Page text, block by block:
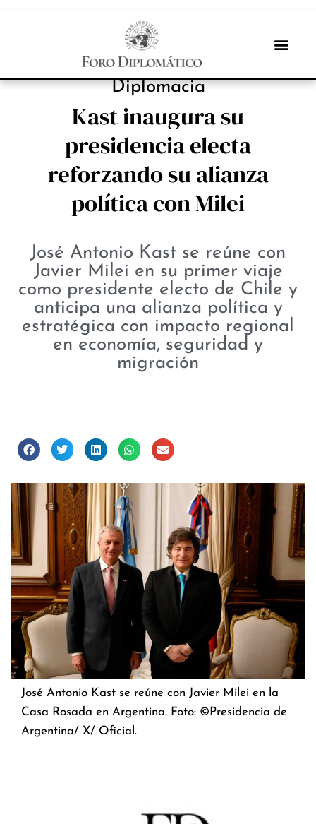
PROTAGONISTAS
Diplomacia
Kast inaugura su
presidencia electa
reforzando su alianza
política con Milei
José Antonio Kast se reúne con
Javier Milei en su primer viaje
como presidente electo de Chile y
anticipa una alianza política y
estratégica con impacto regional
en economía, seguridad y
migración
José Antonio Kast se reúne con Javier Milei en la
Casa Rosada en Argentina. Foto: ©Presidencia de
Argentina/ X/ Oficial.